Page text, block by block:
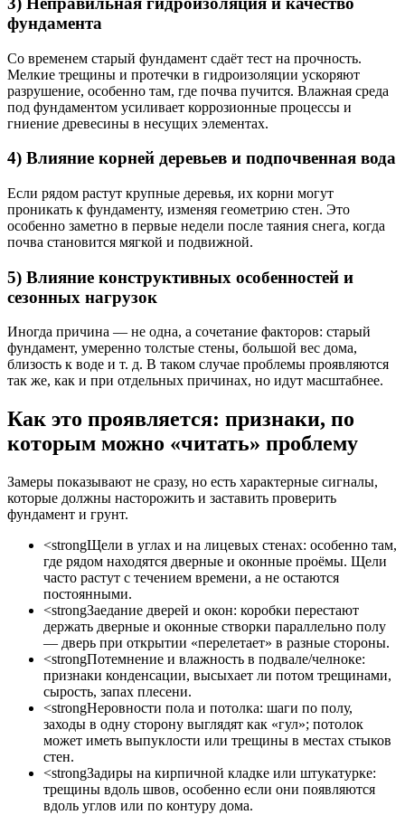
фундамента
Со временем старый фундамент сдаёт тест на прочность.
Мелкие трещины и протечки в гидроизоляции ускоряют
разрушение, особенно там, где почва пучится. Влажная среда
под фундаментом усиливает коррозионные процессы и
гниение древесины в несущих элементах.
4) Влияние корней деревьев и подпочвенная вода
Если рядом растут крупные деревья, их корни могут
проникать к фундаменту, изменяя геометрию стен. Это
особенно заметно в первые недели после таяния снега, когда
почва становится мягкой и подвижной.
5) Влияние конструктивных особенностей и
сезонных нагрузок
Иногда причина — не одна, а сочетание факторов: старый
фундамент, умеренно толстые стены, большой вес дома,
близость к воде и т. д. В таком случае проблемы проявляются
так же, как и при отдельных причинах, но идут масштабнее.
Как это проявляется: признаки, по
которым можно «читать» проблему
Замеры показывают не сразу, но есть характерные сигналы,
которые должны насторожить и заставить проверить
фундамент и грунт.
<strongЩели в углах и на лицевых стенах: особенно там,
где рядом находятся дверные и оконные проёмы. Щели
часто растут с течением времени, а не остаются
постоянными.
<strongЗаедание дверей и окон: коробки перестают
держать дверные и оконные створки параллельно полу
— дверь при открытии «перелетает» в разные стороны.
<strongПотемнение и влажность в подвале/челноке:
признаки конденсации, высыхает ли потом трещинами,
сырость, запах плесени.
<strongНеровности пола и потолка: шаги по полу,
заходы в одну сторону выглядят как «гул»; потолок
может иметь выпуклости или трещины в местах стыков
стен.
<strongЗадиры на кирпичной кладке или штукатурке:
трещины вдоль швов, особенно если они появляются
вдоль углов или по контуру дома.